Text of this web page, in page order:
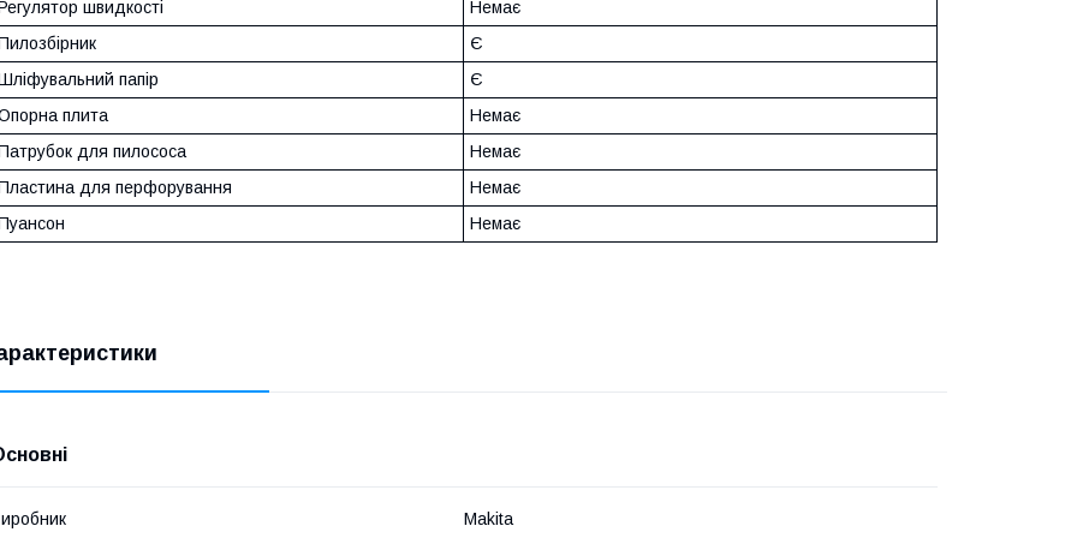
швидкості
Немає
Є
папір
Є
плита
Немає
для пилососа
Немає
для перфорування
Немає
Немає
Makita